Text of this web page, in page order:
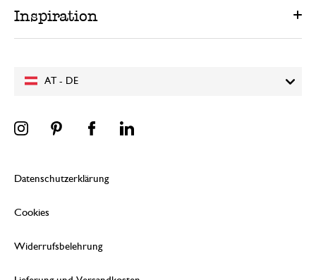
AT - DE
Inspiration
Datenschutzerklärung
Cookies
Widerrufsbelehrung